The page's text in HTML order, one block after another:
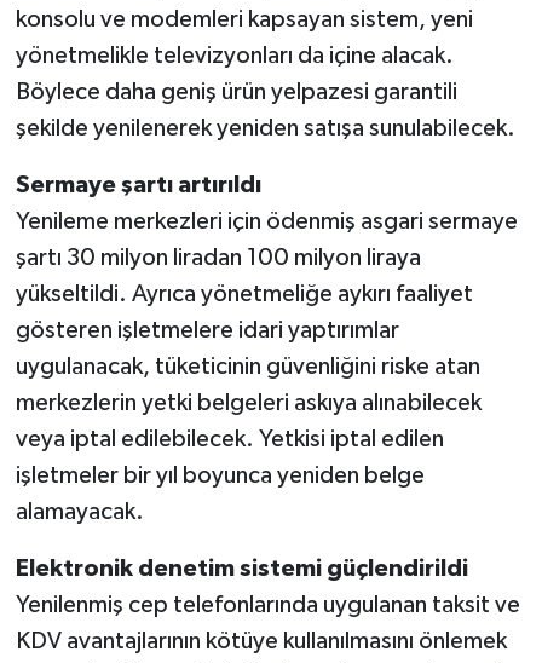
konsolu ve modemleri kapsayan sistem, yeni
yönetmelikle televizyonları da içine alacak.
Böylece daha geniş ürün yelpazesi garantili
şekilde yenilenerek yeniden satışa sunulabilecek.
Sermaye şartı artırıldı
Yenileme merkezleri için ödenmiş asgari sermaye
şartı 30 milyon liradan 100 milyon liraya
yükseltildi. Ayrıca yönetmeliğe aykırı faaliyet
gösteren işletmelere idari yaptırımlar
uygulanacak, tüketicinin güvenliğini riske atan
merkezlerin yetki belgeleri askıya alınabilecek
veya iptal edilebilecek. Yetkisi iptal edilen
işletmeler bir yıl boyunca yeniden belge
alamayacak.
Elektronik denetim sistemi güçlendirildi
Yenilenmiş cep telefonlarında uygulanan taksit ve
KDV avantajlarının kötüye kullanılmasını önlemek